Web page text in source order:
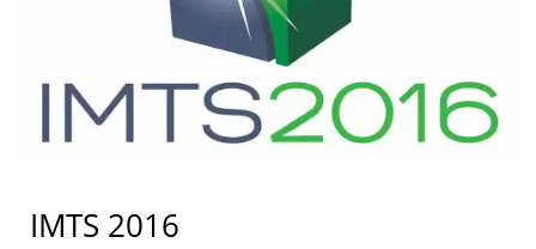
IMTS 2016